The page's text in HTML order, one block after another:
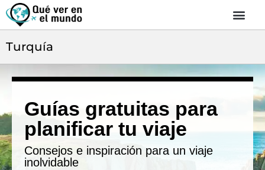
Turquía
Guías gratuitas para
planificar tu viaje
Consejos e inspiración para un viaje
inolvidable